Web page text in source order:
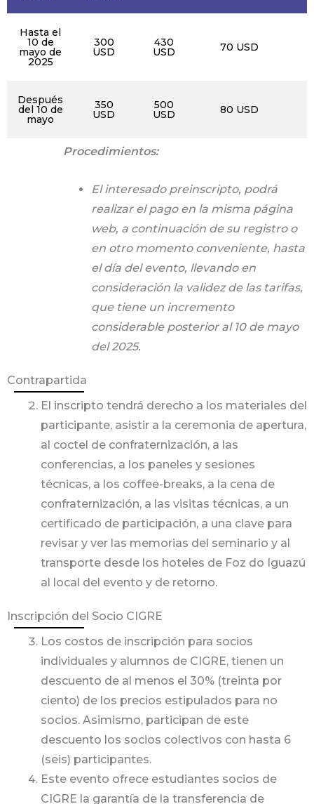
Hasta el
10 de
mayo de
2025
300
USD
430
USD 70 USD
Después
del 10 de
mayo
350
USD
500
USD 80 USD
Procedimientos:
El interesado preinscripto, podrá
realizar el pago en la misma página
web, a continuación de su registro o
en otro momento conveniente, hasta
el día del evento, llevando en
consideración la validez de las tarifas,
que tiene un incremento
considerable posterior al 10 de mayo
del 2025.
Contrapartida
El inscripto tendrá derecho a los materiales del
participante, asistir a la ceremonia de apertura,
al coctel de confraternización, a las
conferencias, a los paneles y sesiones
técnicas, a los coffee-breaks, a la cena de
confraternización, a las visitas técnicas, a un
certificado de participación, a una clave para
revisar y ver las memorias del seminario y al
transporte desde los hoteles de Foz do Iguazú
al local del evento y de retorno.
Inscripción del Socio CIGRE
Los costos de inscripción para socios
individuales y alumnos de CIGRE, tienen un
descuento de al menos el 30% (treinta por
ciento) de los precios estipulados para no
socios. Asimismo, participan de este
descuento los socios colectivos con hasta 6
(seis) participantes.
Este evento ofrece estudiantes socios de
CIGRE la garantía de la transferencia de